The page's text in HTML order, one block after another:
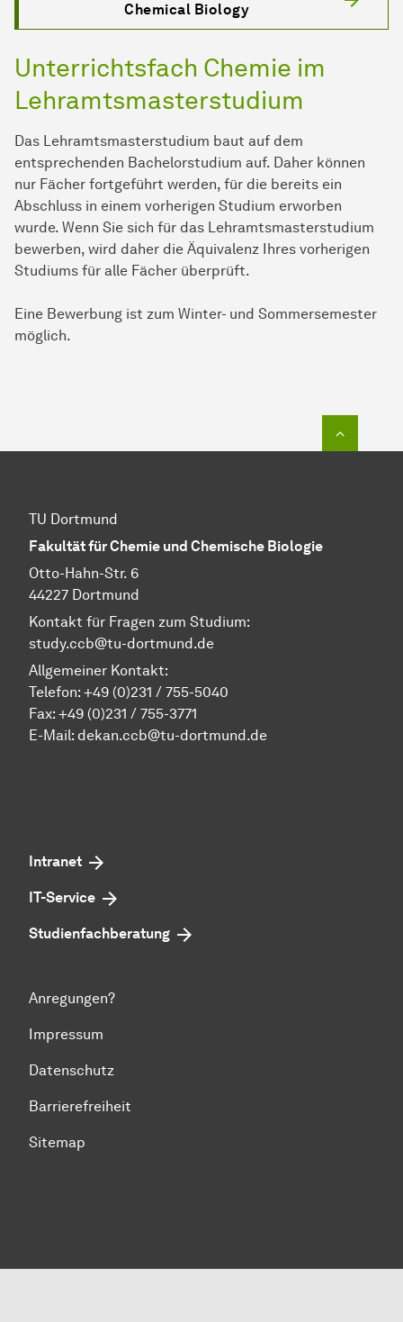
Chemical Biology
Unterrichtsfach Chemie im
Lehramtsmasterstudium
Das Lehramtsmasterstudium baut auf dem
entsprechenden Bachelorstudium auf. Daher können
nur Fächer fortgeführt werden, für die bereits ein
Abschluss in einem vorherigen Studium erworben
wurde. Wenn Sie sich für das Lehramtsmasterstudium
bewerben, wird daher die Äquivalenz Ihres vorherigen
Studiums für alle Fächer überprüft.
Eine Bewerbung ist zum Winter- und Sommersemester
möglich.
TU Dortmund
Fakultät für Chemie und Chemische Biologie
Otto-Hahn-Str. 6
44227 Dortmund
Kontakt für Fragen zum Studium:
study.ccb@tu-dortmund.de
Allgemeiner Kontakt:
Telefon: +49 (0)231 / 755-5040
Fax: +49 (0)231 / 755-3771
E-Mail: dekan.ccb@tu-dortmund.de
Intranet
IT-Service
Studienfachberatung
Anregungen?
Impressum
Datenschutz
Barrierefreiheit
Sitemap